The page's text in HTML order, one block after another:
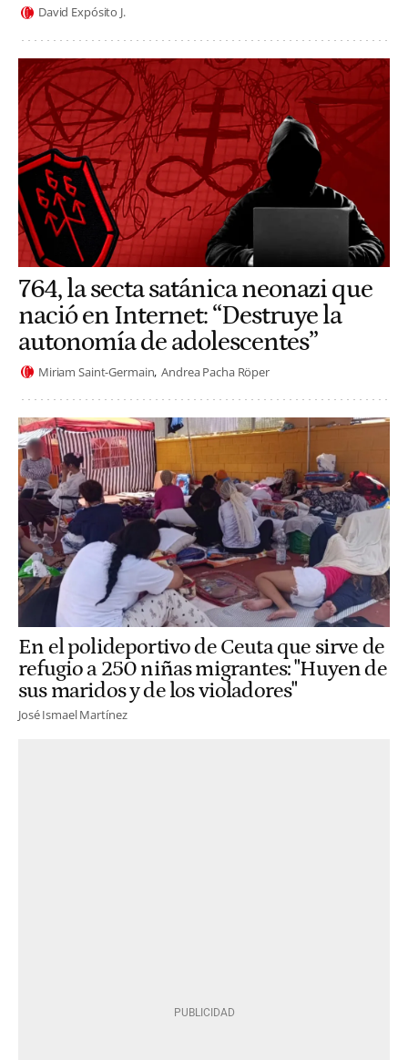
David Expósito J.
764, la secta satánica neonazi que
nació en Internet: “Destruye la
autonomía de adolescentes”
Miriam Saint-Germain Andrea Pacha Röper
En el polideportivo de Ceuta que sirve de
refugio a 250 niñas migrantes: "Huyen de
sus maridos y de los violadores"
José Ismael Martínez